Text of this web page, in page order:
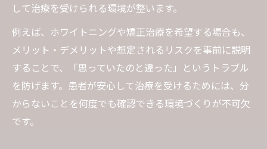
して治療を受けられる環境が整います。
例えば、ホワイトニングや矯正治療を希望する場合も、
メリット・デメリットや想定されるリスクを事前に説明
することで、「思っていたのと違った」というトラブル
を防げます。患者が安心して治療を受けるためには、分
からないことを何度でも確認できる環境づくりが不可欠
です。